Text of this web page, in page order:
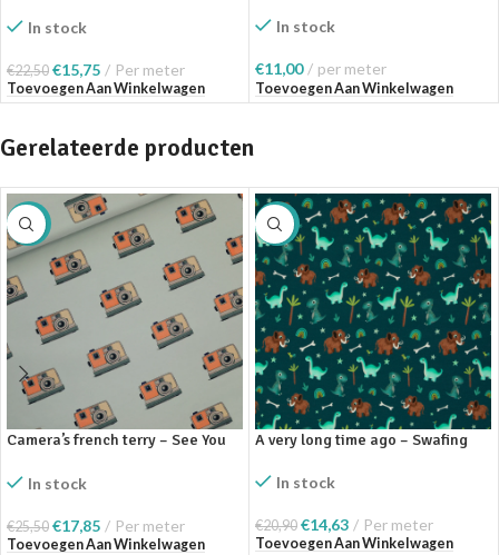
In stock
€22,50 €15,75 Per meter
Toevoegen Aan Winkelwagen
In stock
€11,00 per meter
Toevoegen Aan Winkelwagen
Gerelateerde producten
SALE
Camera’s french terry – See You
In stock
€25,50 €17,85 Per meter
Toevoegen Aan Winkelwagen
SALE
A very long time ago – Swafing
In stock
€20,90 €14,63 Per meter
Toevoegen Aan Winkelwagen